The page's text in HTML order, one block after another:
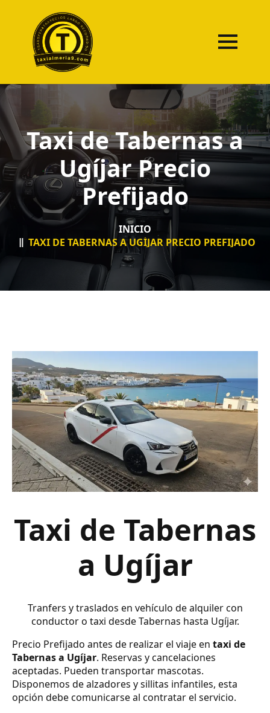
Taxi de Tabernas a
Ugíjar Precio
Prefijado
INICIO
TAXI DE TABERNAS A UGÍJAR PRECIO PREFIJADO
Taxi de Tabernas
a Ugíjar
Tranfers y traslados en vehículo de alquiler con
conductor o taxi desde Tabernas hasta Ugíjar.
Precio Prefijado antes de realizar el viaje en taxi de
Tabernas a Ugíjar. Reservas y cancelaciones
aceptadas. Pueden transportar mascotas.
Disponemos de alzadores y sillitas infantiles, esta
opción debe comunicarse al contratar el servicio.